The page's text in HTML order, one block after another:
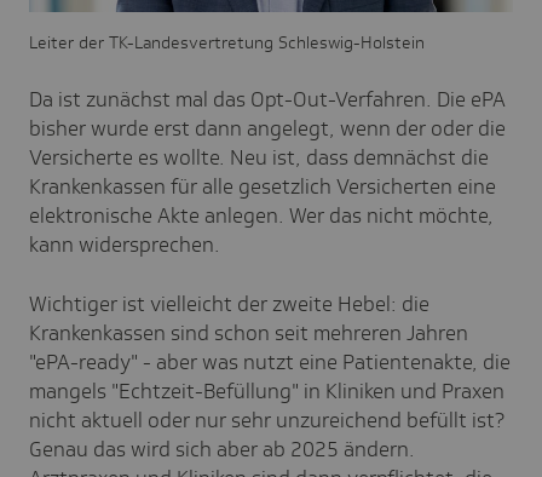
Leiter der TK-Landesvertretung Schleswig-Holstein
Da ist zunächst mal das Opt-Out-Verfahren. Die ePA
bisher wurde erst dann angelegt, wenn der oder die
Versicherte es wollte. Neu ist, dass demnächst die
Krankenkassen für alle gesetzlich Versicherten eine
elektronische Akte anlegen. Wer das nicht möchte,
kann widersprechen.
Wichtiger ist vielleicht der zweite Hebel: die
Krankenkassen sind schon seit mehreren Jahren
"ePA-ready" - aber was nutzt eine Patientenakte, die
mangels "Echtzeit-Befüllung" in Kliniken und Praxen
nicht aktuell oder nur sehr unzureichend befüllt ist?
Genau das wird sich aber ab 2025 ändern.